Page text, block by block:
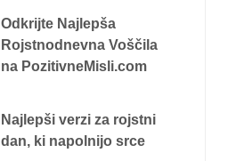
Odkrijte Najlepša
Rojstnodnevna Voščila
na PozitivneMisli.com
Najlepši verzi za rojstni
dan, ki napolnijo srce